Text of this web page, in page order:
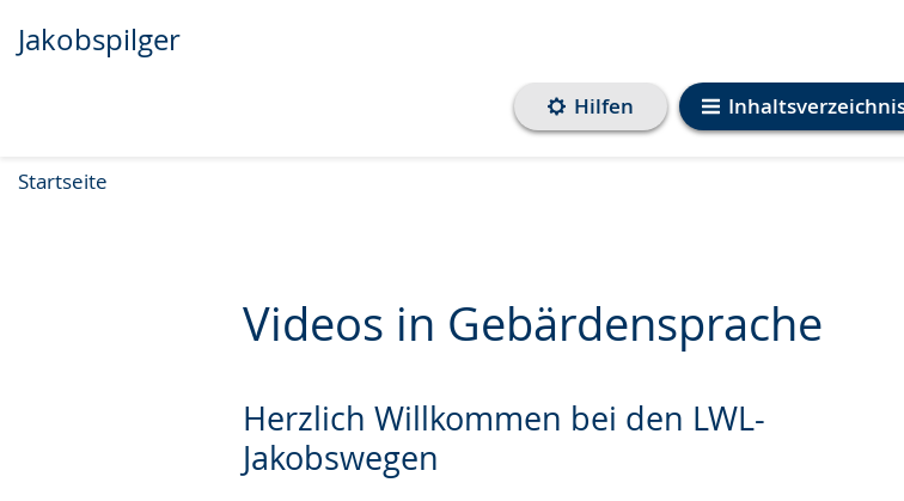
Transkript anzeigen
Abspielen
Pausieren
Jakobspilger
Hilfen
Startseite
Videos in Gebärdensprache
Herzlich Willkommen bei den LWL-
Jakobswegen